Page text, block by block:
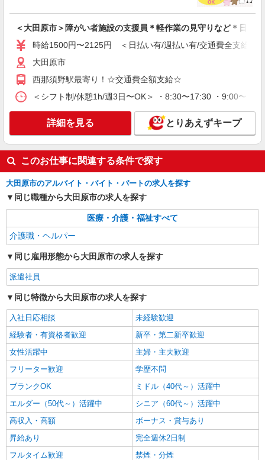
＼健康的に働こう／利用者さんと一緒に体操や
時給1500円〜2125円 ＜日払い有/週払い有/交
通費全支給(ガソリン代含む)＞
詳細を見る
派遣社員
株式会社kotrio /●UT-H-2068035
サービスSTAFF
時給1500円〜2125円 ＜日払い有/週払い有/交
大田原市内多数 マイカー通勤OK
詳細を見る
派遣社員
株式会社kotrio /●UT-H-2158888
デイサービスSTAFF＊日払いOK！推し活の軍
時給1500円〜2125円 ＜日払い有/週払い有/交
詳細を見る
派遣社員
株式会社kotrio /●UT-H-2160125
大田原市＊グループホームで家事・生活サポー
トのお仕事♪
時給1500円〜2125円 ＜日払い有/週払い有/交
通費全支給(ガソリン代含む)＞
大田原市内多数 マイカー通勤OK
＜大田原市＞障がい者施設の支援員＊軽作業の見守りなど＊日払
時給1500円〜2125円 ＜日払い有/週払い有/交通費全支給(ガ
大田原市
西那須野駅最寄り！☆交通費全額支給☆
＜シフト制/休憩1h/週3日〜OK＞ ・8:30〜17:30 ・9:00〜
詳細を見る とりあえずキープ
このお仕事に関連する条件で探す
大田原市のアルバイト・バイト・パートの求人を探す
同じ職種から大田原市の求人を探す
医療・介護・福祉すべて
介護職・ヘルパー
同じ雇用形態から大田原市の求人を探す
派遣社員
同じ特徴から大田原市の求人を探す
入社日応相談
未経験歓迎
経験者・有資格者歓迎
新卒・第二新卒歓迎
女性活躍中
主婦・主夫歓迎
フリーター歓迎
学歴不問
ブランクOK
ミドル（40代～）活躍中
エルダー（50代～）活躍中
シニア（60代～）活躍中
高収入・高額
ボーナス・賞与あり
昇給あり
完全週休2日制
フルタイム歓迎
禁煙・分煙